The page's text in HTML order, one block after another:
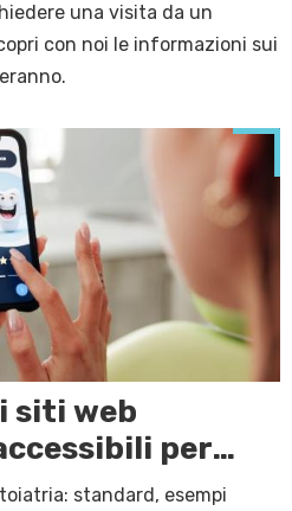
una visita da un
con noi le informazioni sui
siti web
per
standard, esempi